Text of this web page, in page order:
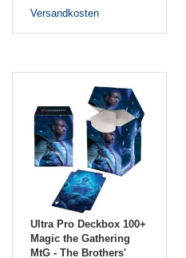
Versandkosten
Ultra Pro Deckbox 100+
Magic the Gathering
MtG - The Brothers'